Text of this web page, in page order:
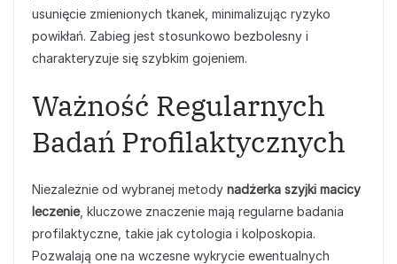
usunięcie zmienionych tkanek, minimalizując ryzyko
powikłań. Zabieg jest stosunkowo bezbolesny i
charakteryzuje się szybkim gojeniem.
Ważność Regularnych
Badań Profilaktycznych
Niezależnie od wybranej metody nadżerka szyjki macicy
leczenie, kluczowe znaczenie mają regularne badania
profilaktyczne, takie jak cytologia i kolposkopia.
Pozwalają one na wczesne wykrycie ewentualnych